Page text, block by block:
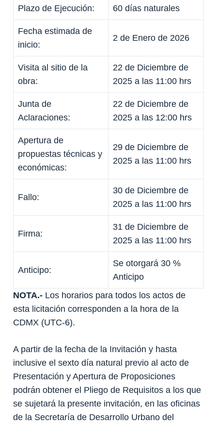
Plazo de Ejecución: 60 días naturales
Fecha estimada de
inicio:
2 de Enero de 2026
Visita al sitio de la
obra:
22 de Diciembre de
2025 a las 11:00 hrs
Junta de
Aclaraciones:
22 de Diciembre de
2025 a las 12:00 hrs
Apertura de
propuestas técnicas y
económicas:
29 de Diciembre de
2025 a las 11:00 hrs
Fallo:
30 de Diciembre de
2025 a las 11:00 hrs
Firma:
31 de Diciembre de
2025 a las 11:00 hrs
Anticipo:
Se otorgará 30 %
Anticipo
NOTA.-Los horarios para todos los actos de
esta licitación corresponden a la hora de la
CDMX (UTC-6).
A partir de la fecha de la Invitación y hasta
inclusive el sexto día natural previo al acto de
Presentación y Apertura de Proposiciones
podrán obtener el Pliego de Requisitos a los que
se sujetará la presente invitación, en las oficinas
de la Secretaría de Desarrollo Urbano del